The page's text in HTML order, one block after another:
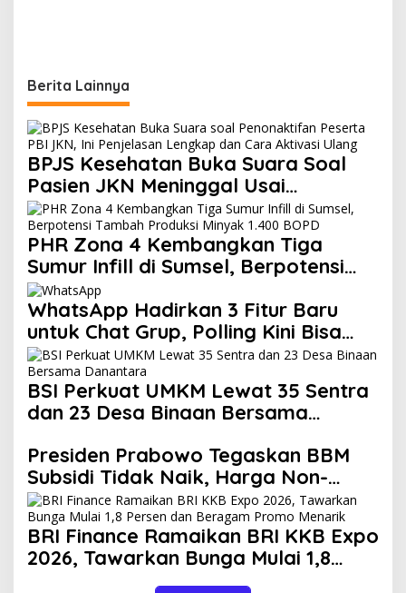
Berita Lainnya
BPJS Kesehatan Buka Suara Soal
Pasien JKN Meninggal Usai
Menunggu Kamar, Tegaskan Peserta
Berhak Dilayani
PHR Zona 4 Kembangkan Tiga
Sumur Infill di Sumsel, Berpotensi
Tambah Produksi Minyak 1.400
BOPD
WhatsApp Hadirkan 3 Fitur Baru
untuk Chat Grup, Polling Kini Bisa
Dibatasi Waktu hingga Buat Grup
Instan
BSI Perkuat UMKM Lewat 35 Sentra
dan 23 Desa Binaan Bersama
Presiden Prabowo Tegaskan BBM
Subsidi Tidak Naik, Harga Non-
Subsidi Bisa Turun
BRI Finance Ramaikan BRI KKB Expo
2026, Tawarkan Bunga Mulai 1,8
Persen dan Beragam Promo